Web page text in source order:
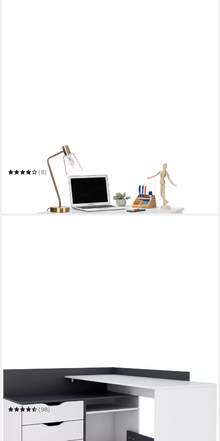
Eckschreibtisch Weißer Eckschreibtisch
107 x 76 x 72 cm
B/H/T
(8)
149,99 €
in 2-3 Werktagen bei dir
129 x 83,5 x 105 cm B/H/T
(98)
359,99 €